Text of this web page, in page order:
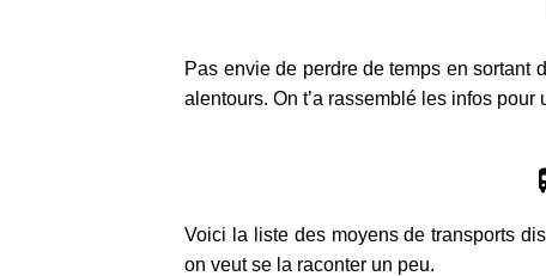
Pas envie de perdre de temps en sortant
alentours. On t’a rassemblé les infos pour
Voici la liste des moyens de transports
on veut se la raconter un peu.